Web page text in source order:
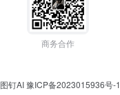
商务合作
图钉AI豫ICP备2023015936号-1